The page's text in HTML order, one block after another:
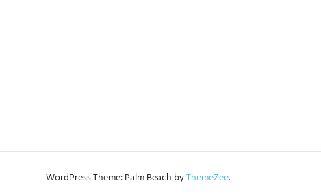
WordPress Theme: Palm Beach byThemeZee.